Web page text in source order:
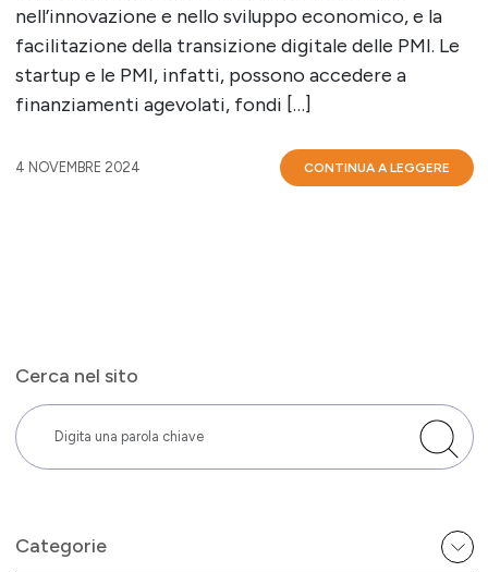
Cerca nel sito
Categorie
nell’innovazione e nello sviluppo economico, e la
facilitazione della transizione digitale delle PMI. Le
startup e le PMI, infatti, possono accedere a
finanziamenti agevolati, fondi […]
4 NOVEMBRE 2024 CONTINUA A LEGGERE